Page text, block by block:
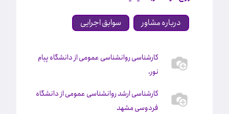
درباره مشاور سوابق اجرایی
کارشناسی روانشناسی عمومی از دانشگاه پیام
نور،
کارشناسی ارشد روانشناسی عمومی از دانشگاه
فردوسی مشهد